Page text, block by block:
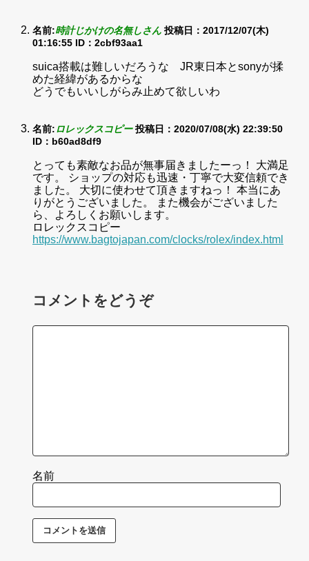
名前:時計じかけの名無しさん 投稿日：2017/12/07(木)
01:16:55 ID：2cbf93aa1
suica搭載は難しいだろうな JR東日本とsonyが揉
めた経緯があるからな
どうでもいいしがらみ止めて欲しいわ
名前:ロレックスコピー 投稿日：2020/07/08(水) 22:39:50
ID：b60ad8df9
とっても素敵なお品が無事届きましたーっ！ 大満足
です。 ショップの対応も迅速・丁寧で大変信頼でき
ました。 大切に使わせて頂きますねっ！ 本当にあ
りがとうございました。 また機会がございました
ら、よろしくお願いします。
ロレックスコピー
https://www.bagtojapan.com/clocks/rolex/index.html
コメントをどうぞ
名前